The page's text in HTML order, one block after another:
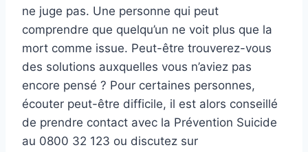
ne juge pas. Une personne qui peut
comprendre que quelqu’un ne voit plus que la
mort comme issue. Peut-être trouverez-vous
des solutions auxquelles vous n’aviez pas
encore pensé ? Pour certaines personnes,
écouter peut-être difficile, il est alors conseillé
de prendre contact avec la Prévention Suicide
au 0800 32 123 ou discutez sur